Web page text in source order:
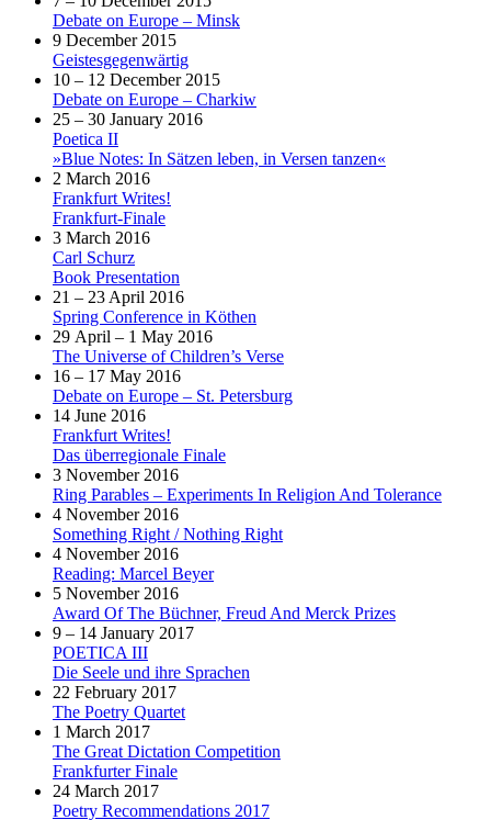
Debate on Europe – Minsk
9 December 2015
Geistesgegenwärtig
10 – 12 December 2015
Debate on Europe – Charkiw
25 – 30 January 2016
Poetica II
»Blue Notes: In Sätzen leben, in Versen tanzen«
2 March 2016
Frankfurt Writes!
Frankfurt-Finale
3 March 2016
Carl Schurz
Book Presentation
21 – 23 April 2016
Spring Conference in Köthen
29 April – 1 May 2016
The Universe of Children’s Verse
16 – 17 May 2016
Debate on Europe – St. Petersburg
14 June 2016
Frankfurt Writes!
Das überregionale Finale
3 November 2016
Ring Parables – Experiments In Religion And Tolerance
4 November 2016
Something Right / Nothing Right
4 November 2016
Reading: Marcel Beyer
5 November 2016
Award Of The Büchner, Freud And Merck Prizes
9 – 14 January 2017
POETICA III
Die Seele und ihre Sprachen
22 February 2017
The Poetry Quartet
1 March 2017
The Great Dictation Competition
Frankfurter Finale
24 March 2017
Poetry Recommendations 2017